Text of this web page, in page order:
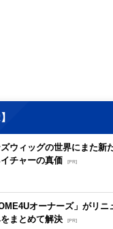
ズウィッグの世界にまた新
イチャーの真価 [PR]
オーナーズ」がリ
まとめて解決 [PR]